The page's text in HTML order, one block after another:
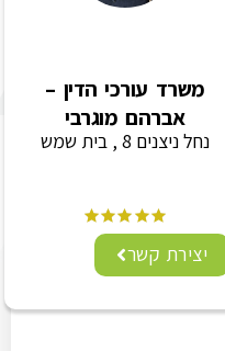
משרד עורכי הדין –
אברהם מוגרבי
נחל ניצנים 8 , בית שמש
יצירת קשר